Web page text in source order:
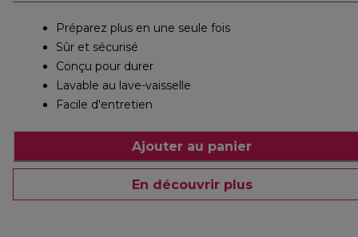
Préparez plus en une seule fois
Sûr et sécurisé
Conçu pour durer
Lavable au lave-vaisselle
Facile d'entretien
Ajouter au panier
En découvrir plus